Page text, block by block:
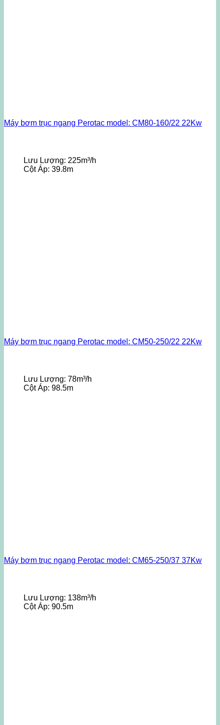
Máy bơm trục ngang Perotac model: CM80-160/22 22Kw
Lưu Lượng: 225m³/h
Cột Áp: 39.8m
Máy bơm trục ngang Perotac model: CM50-250/22 22Kw
Lưu Lượng: 78m³/h
Cột Áp: 98.5m
Máy bơm trục ngang Perotac model: CM65-250/37 37Kw
Lưu Lượng: 138m³/h
Cột Áp: 90.5m